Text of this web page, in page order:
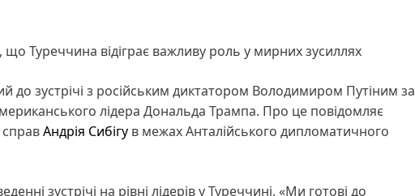
Туреччина відіграє важливу роль у мирних зусиллях
до зустрічі з російським диктатором Володимиром Путіним за
лідера Дональда Трампа. Про це повідомляє
Андрія Сибігу в межах Анталійського дипломатичного
зустрічі на рівні лідерів у Туреччині. «Ми готові до